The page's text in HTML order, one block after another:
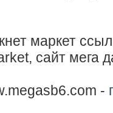
маркет
сайт мега
-